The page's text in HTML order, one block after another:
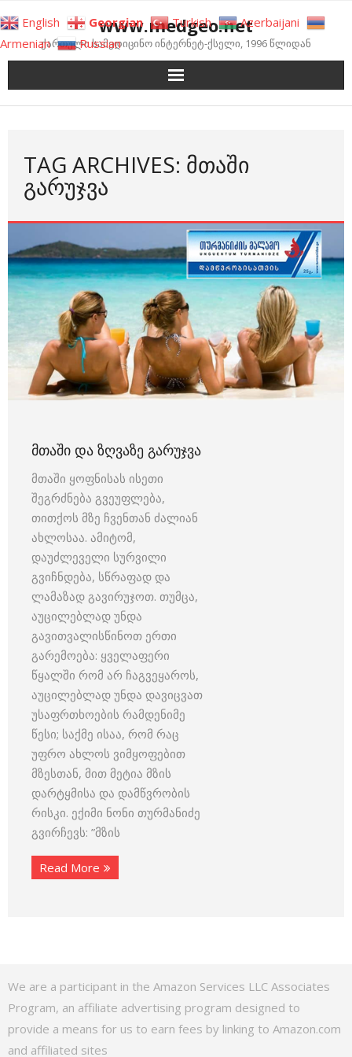
to
content
www.medgeo.net
ქართული სამედიცინო ინტერნეტ-ქსელი, 1996 წლიდან
TAG ARCHIVES: ᲛᲗᲐᲨᲘ
ᲒᲐᲠᲣᲯᲕᲐ
ᲛᲗᲐᲨᲘ ᲓᲐ ᲖᲦᲕᲐᲖᲔ ᲒᲐᲠᲣᲯᲕᲐ
მთაში ყოფნისას ისეთი
შეგრძნება გვეუფლება,
თითქოს მზე ჩვენთან ძალიან
ახლოსაა. ამიტომ,
დაუძლეველი სურვილი
გვიჩნდება, სწრაფად და
ლამაზად გავირუჯოთ. თუმცა,
აუცილებლად უნდა
გავითვალისწინოთ ერთი
გარემოება: ყველაფერი
წყალში რომ არ ჩაგვეყაროს,
აუცილებლად უნდა დავიცვათ
უსაფრთხოების რამდენიმე
წესი; საქმე ისაა, რომ რაც
უფრო ახლოს ვიმყოფებით
მზესთან, მით მეტია მზის
დარტყმისა და დამწვრობის
რისკი. ექიმი ნონი თურმანიძე
გვირჩევს: ”მზის
Read More
We are a participant in the Amazon Services LLC Associates
Program, an affiliate advertising program designed to
provide a means for us to earn fees by linking to Amazon.com
and affiliated sites
English Georgian Turkish
Azerbaijani
Armenian
Russian